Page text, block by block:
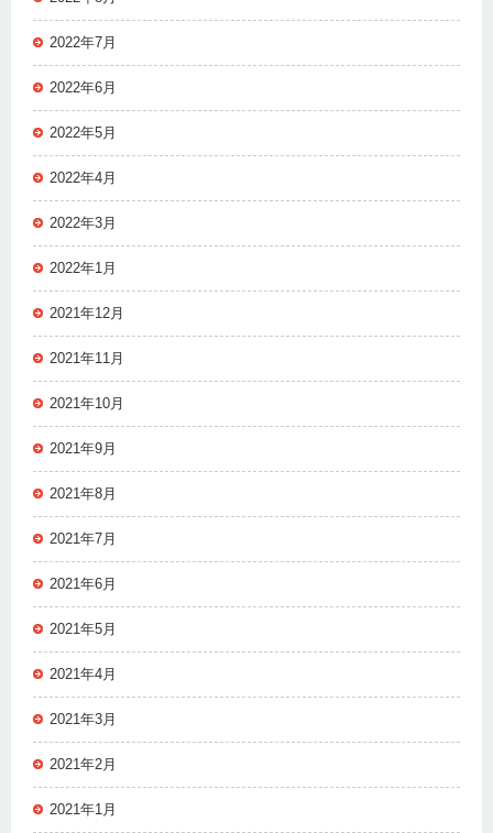
2022年7月
2022年6月
2022年5月
2022年4月
2022年3月
2022年1月
2021年12月
2021年11月
2021年10月
2021年9月
2021年8月
2021年7月
2021年6月
2021年5月
2021年4月
2021年3月
2021年2月
2021年1月